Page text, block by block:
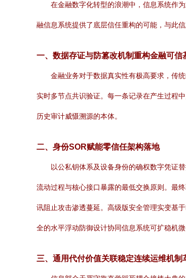
在金融数字化转型的浪潮中，信息系统作
融信息系统提供了底层信任重构的可能，与此
一、数据存证与防篡改机制重构金融可信
金融业务对于数据真实性有极高要求，传
实时多节点共识验证。每一条记录在产生过程
历史审计威慑溯源的本体。
二、身份SOR赋能零信任架构落地
以公私钥体系及设备身份的确权数字凭证
流动过程与核心接口暴露的最低交换原则。最
讯阻止攻击渗透蔓延。高级版安全管理实变基
全的水平浮动防御设计协同信息系统可扩稳机
三、通用代付价值关联稳定连续运维机制